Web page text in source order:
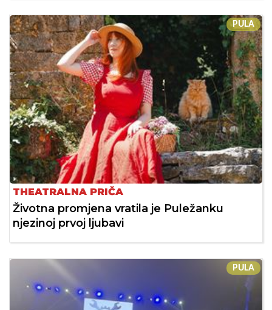
PULA
THEATRALNA PRIČA
Životna promjena vratila je Puležanku
njezinoj prvoj ljubavi
PULA